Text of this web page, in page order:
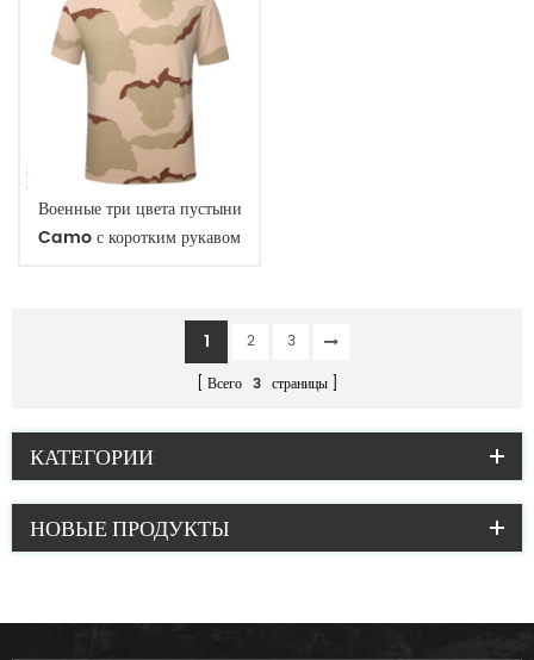
Военные три цвета пустыни
Camo с коротким рукавом
1 2
3
Всего 3 страницы
КАТЕГОРИИ
НОВЫЕ ПРОДУКТЫ